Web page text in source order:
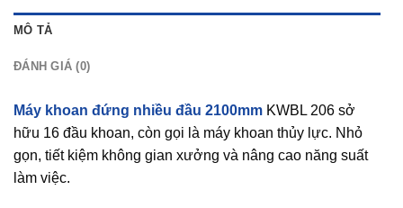
MÔ TẢ
ĐÁNH GIÁ (0)
Máy khoan đứng nhiều đầu 2100mm KWBL 206 sở
hữu 16 đầu khoan, còn gọi là máy khoan thủy lực. Nhỏ
gọn, tiết kiệm không gian xưởng và nâng cao năng suất
làm việc.